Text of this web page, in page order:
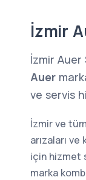
İzmir
İzmir Auer
Auer
ve servis
İzmir ve
arızaları
için hizmet
marka